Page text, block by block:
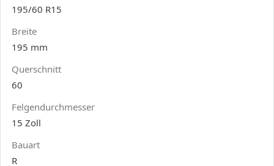
195/60 R15
Breite
195 mm
Querschnitt
60
Felgendurchmesser
15 Zoll
Bauart
R